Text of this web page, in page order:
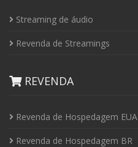
Streaming de áudio
Revenda de Streamings
REVENDA
Revenda de Hospedagem EUA
Revenda de Hospedagem BR